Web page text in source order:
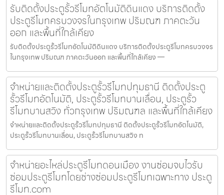
รับติดตั้งประตูรั้วรีโมทอัตโนมัติดินแดง บริการติดตั้ง
ประตูรีโมทครบวงจรในกรุงเทพ ปริมณฑ ภาคตะวัน
ออก และพื้นที่ใกล้เคียง
รับติดตั้งประตูรั้วรีโมทอัตโนมัติดินแดง บริการติดตั้งประตูรีโมทครบวงจร
ในกรุงเทพ ปริมณฑ ภาคตะวันออก และพื้นที่ใกล้เคียง —
จำหน่ายและติดตั้งประตูรั้วรีโมทปทุมธานี ติดตั้งประตู
รั้วรีโมทอัตโนมัติ, ประตูรั้วรีโมทบานเลื่อน, ประตูรั้ว
รีโมทบานสวิง ทั่วกรุงเทพ ปริมณฑล และพื้นที่ใกล้เคียง
จำหน่ายและติดตั้งประตูรั้วรีโมทปทุมธานี ติดตั้งประตูรั้วรีโมทอัตโนมัติ,
ประตูรั้วรีโมทบานเลื่อน, ประตูรั้วรีโมทบานสวิง ท
จำหน่ายอะไหล่ประตูรีโมทดอนเมือง งานซ่อมจบไวรับ
ซ่อมประตูรีโมทโดยช่างซ่อมประตูรีโมทเฉพาะทาง ประตู
รีโมท.com